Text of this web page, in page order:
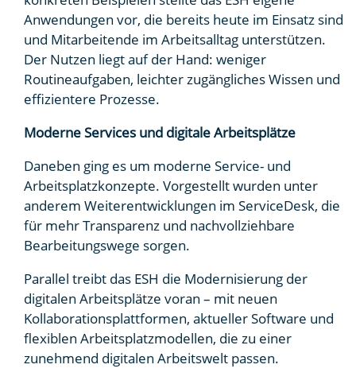
Anwendungen vor, die bereits heute im Einsatz sind
und Mitarbeitende im Arbeitsalltag unterstützen.
Der Nutzen liegt auf der Hand: weniger
Routineaufgaben, leichter zugängliches Wissen und
effizientere Prozesse.
Moderne Services und digitale Arbeitsplätze
Daneben ging es um moderne Service- und
Arbeitsplatzkonzepte. Vorgestellt wurden unter
anderem Weiterentwicklungen im ServiceDesk, die
für mehr Transparenz und nachvollziehbare
Bearbeitungswege sorgen.
Parallel treibt das ESH die Modernisierung der
digitalen Arbeitsplätze voran – mit neuen
Kollaborationsplattformen, aktueller Software und
flexiblen Arbeitsplatzmodellen, die zu einer
zunehmend digitalen Arbeitswelt passen.